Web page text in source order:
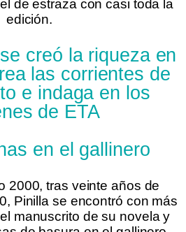
de estraza con casi toda la
edición.
creó la riqueza en
las corrientes de
e indaga en los
de ETA
en el gallinero
2000, tras veinte años de
Pinilla se encontró con más
manuscrito de su novela y